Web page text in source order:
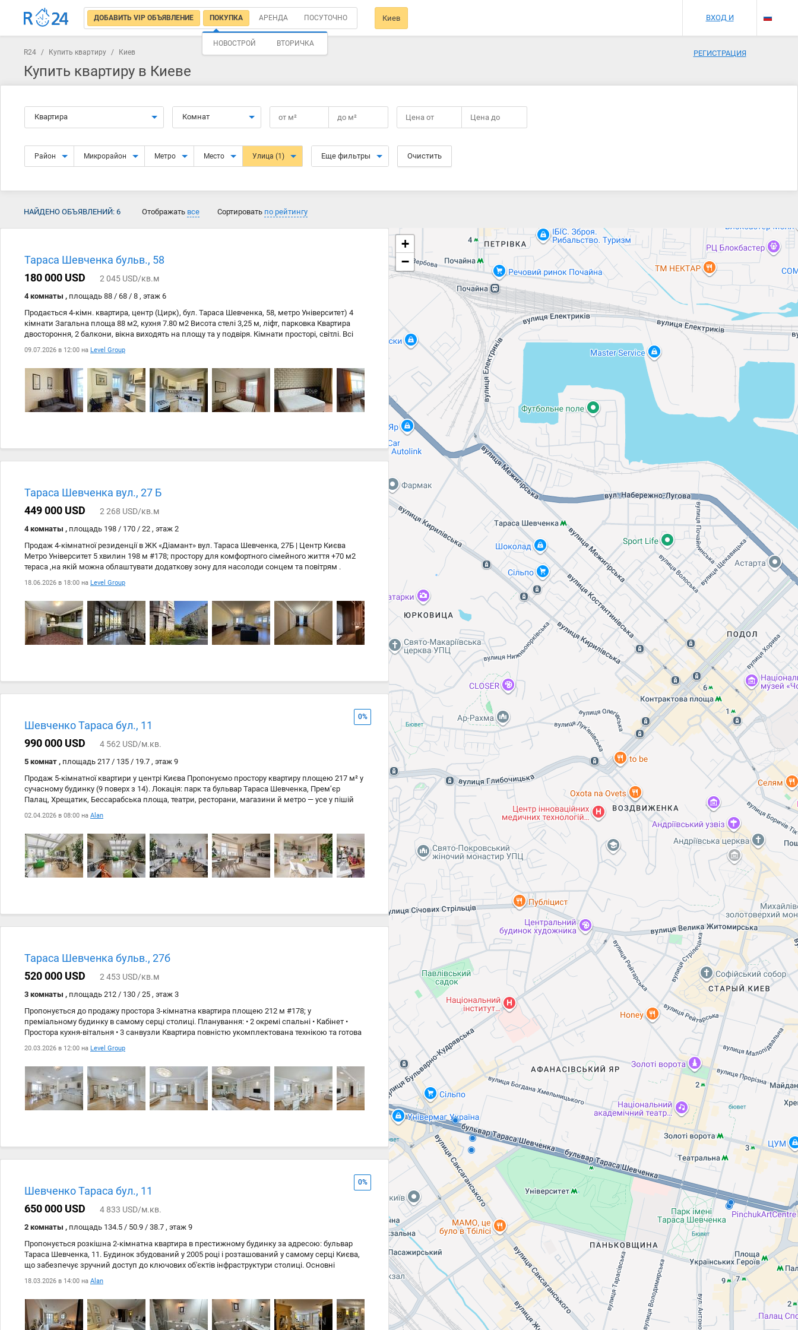
ДОБАВИТЬ VIP ОБЪЯВЛЕНИЕ ПОКУПКА
НОВОСТРОЙ ВТОРИЧКА
АРЕНДА ПОСУТОЧНО Киев ВХОД И
РЕГИСТРАЦИЯ
R24 / Купить квартиру / Киев
Купить квартиру в Киеве
Квартира Комнат от м² до м² Цена от Цена до
Район Микрорайон Метро Место Улица (1) Еще фильтры Очистить
НАЙДЕНО ОБЪЯВЛЕНИЙ: 6 Отображать все Сортировать по рейтингу
Тараса Шевченка бульв., 58
180 000 USD
2 045 USD/кв.м
4 комнаты , площадь 88 / 68 / 8 , этаж 6
Продається 4-кімн. квартира, центр (Цирк), бул. Тараса Шевченка, 58, метро Університет) 4
кімнати Загальна площа 88 м2, кухня 7.80 м2 Висота стелі 3,25 м, ліфт, парковка Квартира
двостороння, 2 балкони, вікна виходять на площу та у подвіря. Кімнати просторі, світлі. Всі
вікна металопластикові, підлога ламінат, плитка в кухні та ванні. В квартирі 3 двоспальні
ліжка з ортопедичними матрацами, розкладний диван, шафа-купе, меблі, обладнана кухня,
побутова техніка (пральна машина, водонагрівач, холодильник, кондиціонер). Поруч ТРЦ
Україна, цирк, школа, садочок, супермаркет, банк, зручна транспортна розвязка,
м.Університет, м.Вокзальна Cанвузол суміжний, опалення централізоване, газ. Документам
більше3-х років Ідеально під орендний бізнес.
09.07.2026 в 12:00 на Level Group
Тараса Шевченка вул., 27 Б
449 000 USD
2 268 USD/кв.м
4 комнаты , площадь 198 / 170 / 22 , этаж 2
Продаж 4-кімнатної резиденції в ЖК «Діамант» вул. Тараса Шевченка, 27Б | Центр Києва
Метро Університет 5 хвилин 198 м #178; простору для комфортного сімейного життя +70 м2
тераса ,на якій можна облаштувати додаткову зону для насолоди сонцем та повітрям .
Функціональне планування: • велика вітальня • простора кухня • 3 спальні • master-bedroom •
гардеробна Вікна виходять у тихий закритий двір з ландшафтним дизайном, басейном та
фонтаном. Переваги ЖК «Діамант»: #10003; закрита територія та охорона #10003; басейн,
фітнес-центр, джакузі #10003; клубна зала, кафе-бар, більярдна #10003; статусне оточення та
приватність Додатковий бонус — можливість облаштування тераси близько 70 м #178;.
Ідеальний варіант для великої сімї та тих, хто цінує простір, комфорт і престижну локацію.
Перегляд — за попередньою домовленістю.
18.06.2026 в 18:00 на Level Group
Шевченко Тараса бул., 11
990 000 USD
4 562 USD/м.кв.
5 комнат , площадь 217 / 135 / 19.7 , этаж 9
0%
Продаж 5-кімнатної квартири у центрі Києва Пропонуємо простору квартиру площею 217 м² у
сучасному будинку (9 поверх з 14). Локація: парк та бульвар Тараса Шевченка, Прем’єр
Палац, Хрещатик, Бессарабська площа, театри, ресторани, магазини й метро — усе у пішій
доступності. Планування та зручності: 5 окремих кімнат + кухня-вітальня, 2 санвузли,
гардеробні кімнати. Світлі інтер’єри у сучасних тонах,паркет, дерев’яні склопакети,
кондиціонери, бойлер, енергозберігаюче освітлення, індивідуальні лічильники тепла,
сигналізація. Будинок: підземний дворівневий паркінг, цілодобовий конс’єрж,сучасна
інфраструктура. Квартира з панорамними вікнами та чудовим видом на парк і центральні
вулиці столиці. Зараз здається під офіс.
02.04.2026 в 08:00 на Alan
Тараса Шевченка бульв., 27б
520 000 USD
2 453 USD/кв.м
3 комнаты , площадь 212 / 130 / 25 , этаж 3
Пропонується до продажу простора 3-кімнатна квартира площею 212 м #178; у
преміальному будинку в самому серці столиці. Планування: • 2 окремі спальні • Кабінет •
Простора кухня-вітальня • 3 санвузли Квартира повністю укомплектована технікою та готова
до комфортного проживання: • пральна машина • камін • кондиціонери • телевізори •
варильна поверхня • духова шафа • мікрохвильова піч та інше #11835; Інфраструктура
будинку: • презентабельна вхідна група • розкішний хол з ресепшном • зона відпочинку •
більярдна • кафе (можливість замовлення їжі в квартиру) • дитяча ігрова кімната • SPA-зона:
басейн, сауна, тренажерний зал • підземний паркінг + гостьова парковка Закрита територія
під охороною: • ландшафтний парк • водоспад • альтанка • BBQ-зона • дитячий майданчик •
контроль доступу (шлагбаум) Усього 300 м до Національний ботанічний сад імені М.М.
20.03.2026 в 12:00 на Level Group
Шевченко Тараса бул., 11
650 000 USD
4 833 USD/м.кв.
2 комнаты , площадь 134.5 / 50.9 / 38.7 , этаж 9
0%
Пропонується розкішна 2-кімнатна квартира в престижному будинку за адресою: бульвар
Тараса Шевченка, 11. Будинок збудований у 2005 році і розташований у самому серці Києва,
що забезпечує зручний доступ до ключових об'єктів інфраструктури столиці. Основні
характеристики: Поверх: 9 з 11, загальна площа: 135 м² У будинку 2 ліфти. Планування: кухня-
вітальня, дві майстер-спальні з власними вбиральнями та санвузлами, три балкони.
Квартира виконана за авторським дизайн-проектом від італійського дизайнера із
використанням високоякісних матеріалів. Меблі та техніка від провідних італійських брендів,
підлога з натурального паркету, стіни обтягнуті вишуканими тканинами, що створює
18.03.2026 в 14:00 на Alan
+
−